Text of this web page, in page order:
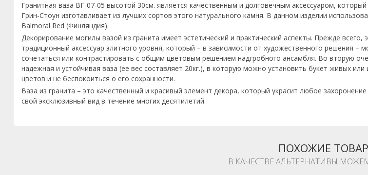
Гранитная ваза ВГ-07-05 высотой 30см. является качественным и долговечным аксессуаром,
Грин-Стоун изготавливает из лучших сортов этого натурального камня. В данном изделии
Balmoral Red (Финляндия).
Декорирование могилы вазой из гранита имеет эстетический и практический аспекты. Прежде всего,
традиционный аксессуар элитного уровня, который – в зависимости от художественного решения –
сочетаться или контрастировать с общим цветовым решением надгробного ансамбля. Во вторую
надежная и устойчивая ваза (ее вес составляет 20кг.), в которую можно установить букет живых или
цветов и не беспокоиться о его сохранности.
Ваза из гранита – это качественный и красивый элемент декора, который украсит любое захоронение
свой эксклюзивный вид в течение многих десятилетий.
ПОХОЖИЕ
В КАЧЕСТВЕ АЛЬТЕРНАТИВЫ